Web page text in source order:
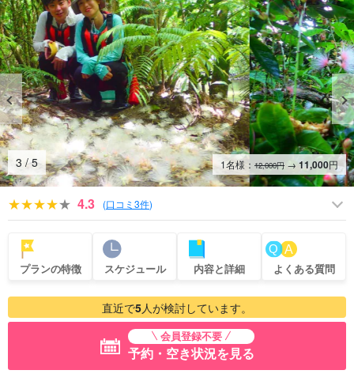
4 /5 1名様： 12,000円 → 11,000円
4.3 (口コミ3件)
プランの特徴 スケジュール 内容と詳細 よくある質問
直近で5人が検討しています。
会員登録不要
予約・空き状況を見る